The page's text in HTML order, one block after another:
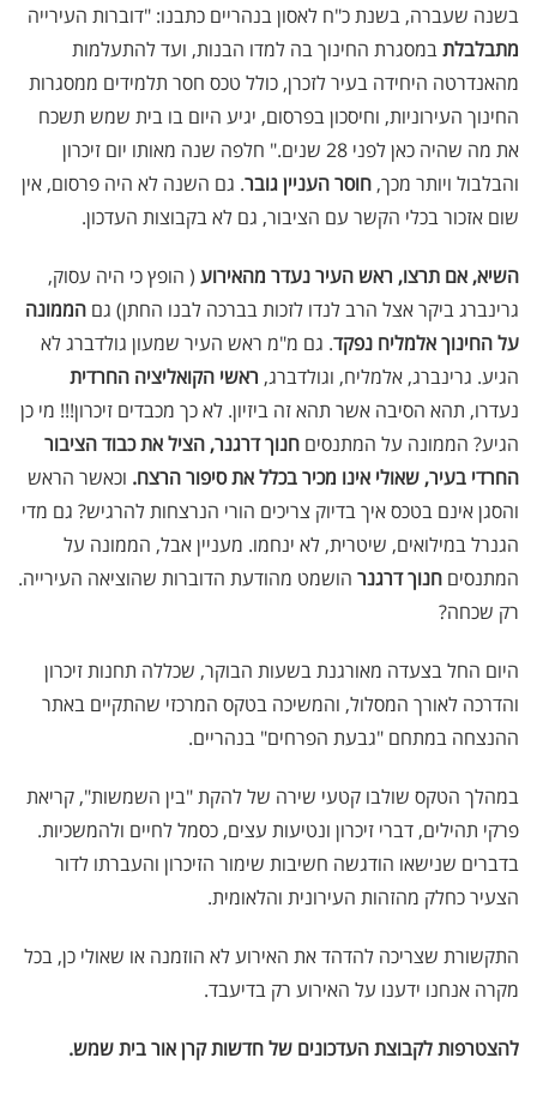
בשנה שעברה, בשנת כ"ח לאסון בנהריים כתבנו: "דוברות העירייה
מתבלבלתבמסגרת החינוך בה למדו הבנות, ועד להתעלמות
מהאנדרטה היחידה בעיר לזכרן, כולל טכס חסר תלמידים ממסגרות
החינוך העירוניות, וחיסכון בפרסום, יגיע היום בו בית שמש תשכח
את מה שהיה כאן לפני 28 שנים." חלפה שנה מאותו יום זיכרון
והבלבול ויותר מכך, חוסר העניין גובר. גם השנה לא היה פרסום, אין
שום אזכור בכלי הקשר עם הציבור, גם לא בקבוצות העדכון.
השיא, אם תרצו, ראש העיר נעדר מהאירוע ( הופץ כי היה עסוק,
גרינברג ביקר אצל הרב לנדו לזכות בברכה לבנו החתן) גם הממונה
על החינוך אלמליח נפקד. גם מ"מ ראש העיר שמעון גולדברג לא
הגיע. גרינברג, אלמליח, וגולדברג, ראשי הקואליציה החרדית
נעדרו, תהא הסיבה אשר תהא זה ביזיון. לא כך מכבדים זיכרון!!! מי כן
הגיע? הממונה על המתנסים חנוך דרגנר, הציל את כבוד הציבור
החרדי בעיר, שאולי אינו מכיר בכלל את סיפור הרצח. וכאשר הראש
והסגן אינם בטכס איך בדיוק צריכים הורי הנרצחות להרגיש? גם מדי
הגנרל במילואים, שיטרית, לא ינחמו. מעניין אבל, הממונה על
המתנסים חנוך דרגנר הושמט מהודעת הדוברות שהוציאה העירייה.
רק שכחה?
היום החל בצעדה מאורגנת בשעות הבוקר, שכללה תחנות זיכרון
והדרכה לאורך המסלול, והמשיכה בטקס המרכזי שהתקיים באתר
ההנצחה במתחם "גבעת הפרחים" בנהריים.
במהלך הטקס שולבו קטעי שירה של להקת "בין השמשות", קריאת
פרקי תהילים, דברי זיכרון ונטיעות עצים, כסמל לחיים ולהמשכיות.
בדברים שנישאו הודגשה חשיבות שימור הזיכרון והעברתו לדור
הצעיר כחלק מהזהות העירונית והלאומית.
התקשורת שצריכה להדהד את האירוע לא הוזמנה או שאולי כן, בכל
מקרה אנחנו ידענו על האירוע רק בדיעבד.
להצטרפות לקבוצת העדכונים של חדשות קרן אור בית שמש.